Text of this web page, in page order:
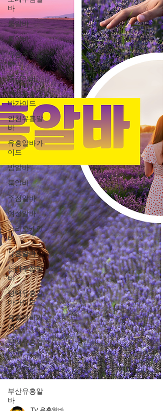
바
룸알바
룸알바
유흥주점알
바
주점알바
인천유흥알
바가이드
인천유흥알
바
유흥알바가
이드
밤알바
룸알바
주점알바
여성알바
가라오케알
바
유흥알바
노래주점알
바
평택유흥알
바가이드
유흥알바가
이드
평택유흥알
바
수원유흥알
바
부산유흥알
바